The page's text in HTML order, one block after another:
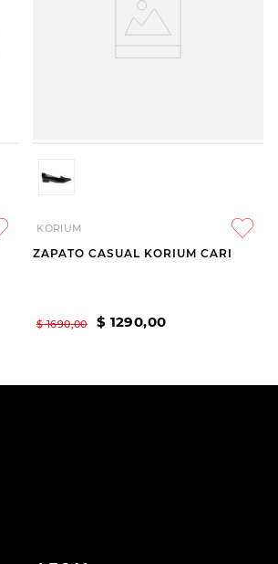
KORIUM
ZAPATO CASUAL KORIUM CARI
$ 1690,00 $ 1290,00